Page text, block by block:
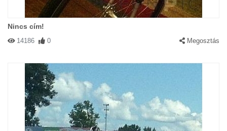
Nincs cím!
14186 0 Megosztás